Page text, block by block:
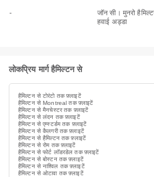
-
जॉन सी। मुनरो
हवाई अड्डा
लोकप्रिय मार्ग हैमिल्टन से
हैमिल्टन से टोरंटो तक फ़्लाइटें
हैमिल्टन से Montreal तक फ़्लाइटें
हैमिल्टन से मैनचेस्टर तक फ़्लाइटें
हैमिल्टन से लंदन तक फ़्लाइटें
हैमिल्टन से एम्स्टर्डम तक फ़्लाइटें
हैमिल्टन से कैलगरी तक फ़्लाइटें
हैमिल्टन से हैमिल्टन तक फ़्लाइटें
हैमिल्टन से रोम तक फ़्लाइटें
हैमिल्टन से फोर्ट लॉडरडेल तक फ़्लाइटें
हैमिल्टन से बोस्टन तक फ़्लाइटें
हैमिल्टन से नाश्विल तक फ़्लाइटें
हैमिल्टन से ओटावा तक फ़्लाइटें